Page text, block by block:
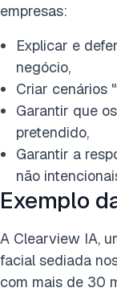
empresas:
Explicar e
negócio,
Criar cenários
Garantir que
pretendido,
Garantir a
não
Exemplo
A Clearview IA,
facial sediada
com mais de 30